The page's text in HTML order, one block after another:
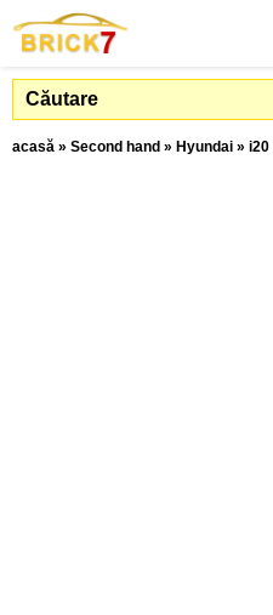
Căutare
acasă » Second hand » Hyundai » i20